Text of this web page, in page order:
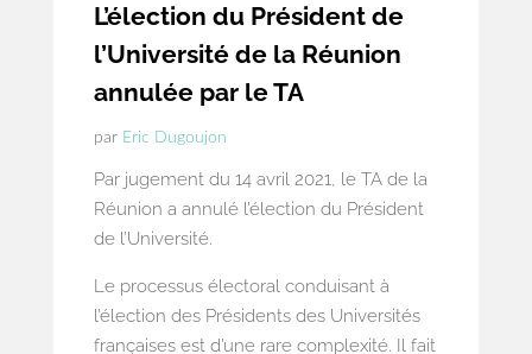
L’élection du Président de
l’Université de la Réunion
annulée par le TA
par Eric Dugoujon
Par jugement du 14 avril 2021, le TA de la
Réunion a annulé l’élection du Président
de l’Université.
Le processus électoral conduisant à
l’élection des Présidents des Universités
françaises est d’une rare complexité. Il fait